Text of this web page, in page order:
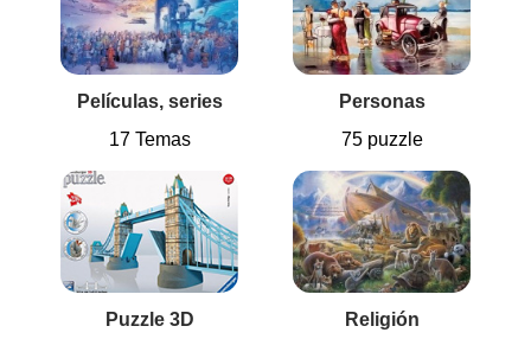
Películas, series
17 Temas
Personas
75 puzzle
Puzzle 3D
Religión